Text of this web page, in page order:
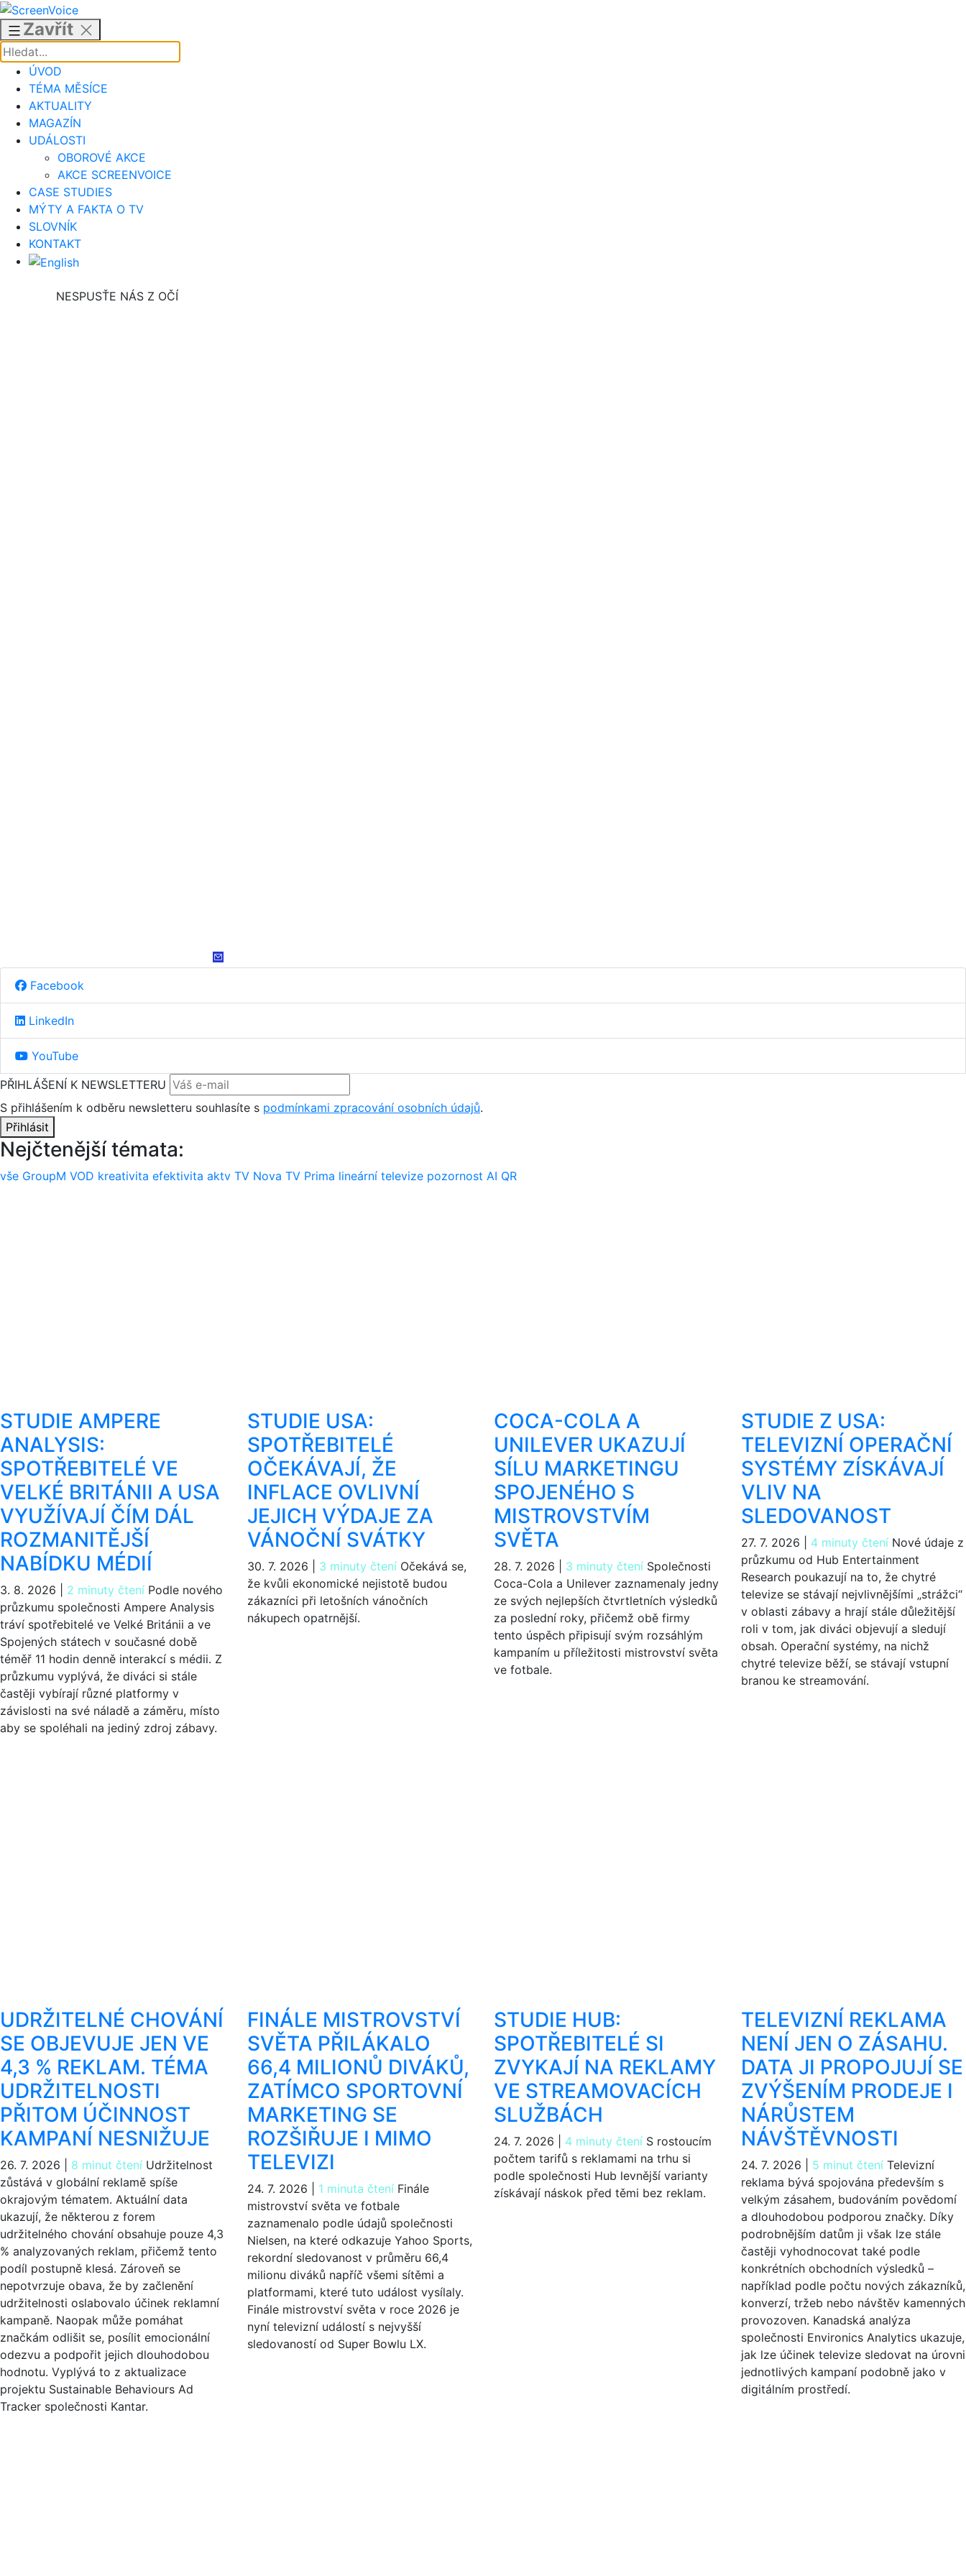
Přejít
obsahu
Zavřít
ÚVOD
TÉMA MĚSÍCE
AKTUALITY
MAGAZÍN
UDÁLOSTI
OBOROVÉ AKCE
AKCE SCREENVOICE
CASE STUDIES
MÝTY A FAKTA O TV
SLOVNÍK
KONTAKT
NESPUSŤE NÁS Z OČÍ
Facebook
LinkedIn
YouTube
PŘIHLÁŠENÍ K NEWSLETTERU
S přihlášením k odběru newsletteru souhlasíte s podmínkami zpracování osobních údajů.
Přihlásit
Nejčtenější témata:
vše GroupM VOD kreativita efektivita aktv TV Nova TV Prima lineární televize pozornost AI QR
STUDIE AMPERE
ANALYSIS:
SPOTŘEBITELÉ VE
VELKÉ BRITÁNII A USA
VYUŽÍVAJÍ ČÍM DÁL
ROZMANITĚJŠÍ
NABÍDKU MÉDIÍ
3. 8. 2026 2 minuty čtení Podle nového
průzkumu společnosti Ampere Analysis
tráví spotřebitelé ve Velké Británii a ve
Spojených státech v současné době
téměř 11 hodin denně interakcí s médii. Z
průzkumu vyplývá, že diváci si stále
častěji vybírají různé platformy v
závislosti na své náladě a záměru, místo
aby se spoléhali na jediný zdroj zábavy.
STUDIE USA:
SPOTŘEBITELÉ
OČEKÁVAJÍ, ŽE
INFLACE OVLIVNÍ
JEJICH VÝDAJE ZA
VÁNOČNÍ SVÁTKY
30. 7. 2026 3 minuty čteníOčekává se,
že kvůli ekonomické nejistotě budou
zákazníci při letošních vánočních
nákupech opatrnější.
COCA-COLA A
UNILEVER UKAZUJÍ
SÍLU MARKETINGU
SPOJENÉHO S
MISTROVSTVÍM
SVĚTA
28. 7. 2026 3 minuty čtení Společnosti
Coca-Cola a Unilever zaznamenaly jedny
ze svých nejlepších čtvrtletních výsledků
za poslední roky, přičemž obě firmy
tento úspěch připisují svým rozsáhlým
kampaním u příležitosti mistrovství světa
ve fotbale.
STUDIE Z USA:
TELEVIZNÍ OPERAČNÍ
SYSTÉMY ZÍSKÁVAJÍ
VLIV NA
SLEDOVANOST
27. 7. 2026 4 minuty čteníNové údaje z
průzkumu od Hub Entertainment
Research poukazují na to, že chytré
televize se stávají nejvlivnějšími „strážci“
v oblasti zábavy a hrají stále důležitější
roli v tom, jak diváci objevují a sledují
obsah. Operační systémy, na nichž
chytré televize běží, se stávají vstupní
branou ke streamování.
UDRŽITELNÉ CHOVÁNÍ
SE OBJEVUJE JEN VE
4,3 % REKLAM. TÉMA
UDRŽITELNOSTI
PŘITOM ÚČINNOST
KAMPANÍ NESNIŽUJE
26. 7. 2026 8 minut čtení Udržitelnost
zůstává v globální reklamě spíše
okrajovým tématem. Aktuální data
ukazují, že některou z forem
udržitelného chování obsahuje pouze 4,3
% analyzovaných reklam, přičemž tento
podíl postupně klesá. Zároveň se
nepotvrzuje obava, že by začlenění
udržitelnosti oslabovalo účinek reklamní
kampaně. Naopak může pomáhat
značkám odlišit se, posílit emocionální
odezvu a podpořit jejich dlouhodobou
hodnotu. Vyplývá to z aktualizace
projektu Sustainable Behaviours Ad
Tracker společnosti Kantar.
FINÁLE MISTROVSTVÍ
SVĚTA PŘILÁKALO
66,4 MILIONŮ DIVÁKŮ,
ZATÍMCO SPORTOVNÍ
MARKETING SE
ROZŠIŘUJE I MIMO
TELEVIZI
24. 7. 2026 1 minuta čteníFinále
mistrovství světa ve fotbale
zaznamenalo podle údajů společnosti
Nielsen, na které odkazuje Yahoo Sports,
rekordní sledovanost v průměru 66,4
milionu diváků napříč všemi sítěmi a
platformami, které tuto událost vysílaly.
Finále mistrovství světa v roce 2026 je
nyní televizní událostí s nejvyšší
sledovaností od Super Bowlu LX.
STUDIE HUB:
SPOTŘEBITELÉ SI
ZVYKAJÍ NA REKLAMY
VE STREAMOVACÍCH
SLUŽBÁCH
24. 7. 2026 4 minuty čtení S rostoucím
počtem tarifů s reklamami na trhu si
podle společnosti Hub levnější varianty
získávají náskok před těmi bez reklam.
TELEVIZNÍ REKLAMA
NENÍ JEN O ZÁSAHU.
DATA JI PROPOJUJÍ SE
ZVÝŠENÍM PRODEJE I
NÁRŮSTEM
NÁVŠTĚVNOSTI
24. 7. 2026 5 minut čteníTelevizní
reklama bývá spojována především s
velkým zásahem, budováním povědomí
a dlouhodobou podporou značky. Díky
podrobnějším datům ji však lze stále
častěji vyhodnocovat také podle
konkrétních obchodních výsledků –
například podle počtu nových zákazníků,
konverzí, tržeb nebo návštěv kamenných
provozoven. Kanadská analýza
společnosti Environics Analytics ukazuje,
jak lze účinek televize sledovat na úrovni
jednotlivých kampaní podobně jako v
digitálním prostředí.